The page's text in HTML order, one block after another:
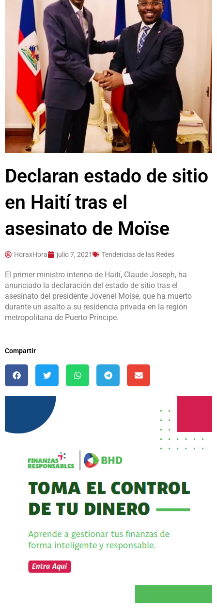
Declaran estado de sitio
en Haití tras el
asesinato de Moïse
HoraxHora julio 7, 2021 Tendencias de las Redes
El primer ministro interino de Haití, Claude Joseph, ha
anunciado la declaración del estado de sitio tras el
asesinato del presidente Jovenel Moise, que ha muerto
durante un asalto a su residencia privada en la región
metropolitana de Puerto Príncipe.
Compartir